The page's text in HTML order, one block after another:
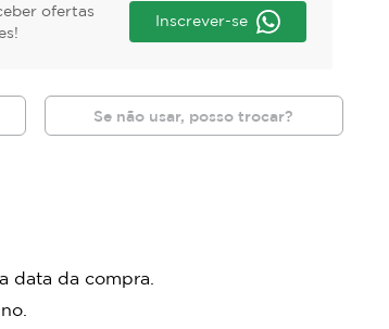
ofertas
Inscrever-se
Se não usar, posso trocar?
data da compra.